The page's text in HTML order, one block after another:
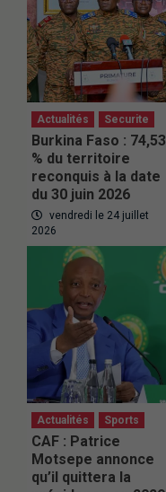
Actualités Securite
Burkina Faso : 74,53
% du territoire
reconquis à la date
du 30 juin 2026
vendredi le 24 juillet
2026
Actualités Sports
CAF : Patrice
Motsepe annonce
qu’il quittera la